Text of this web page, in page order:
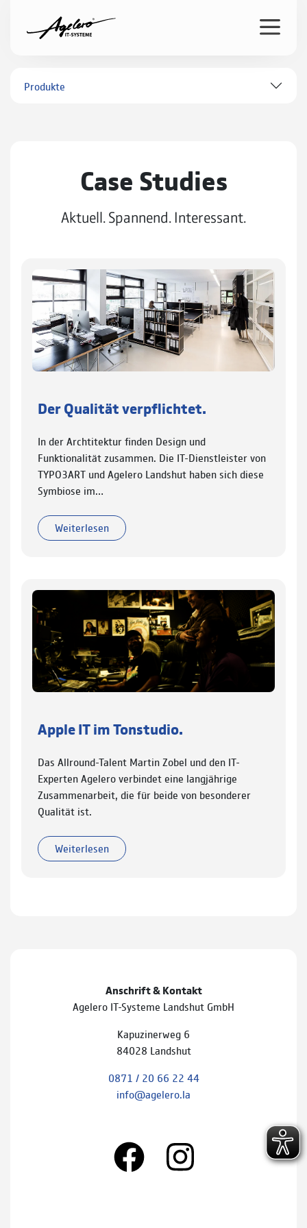
Produkte
Case Studies
Aktuell. Spannend. Interessant.
Der Qualität verpflichtet.
In der Archtitektur finden Design und
Funktionalität zusammen. Die IT-Dienstleister von
TYPO3ART und Agelero Landshut haben sich diese
Symbiose im…
Weiterlesen
Apple IT im Tonstudio.
Das Allround-Talent Martin Zobel und den IT-
Experten Agelero verbindet eine langjährige
Zusammenarbeit, die für beide von besonderer
Qualität ist.
Weiterlesen
Anschrift & Kontakt
Agelero IT-Systeme Landshut GmbH
Kapuzinerweg 6
84028 Landshut
0871 / 20 66 22 44
info@agelero.la